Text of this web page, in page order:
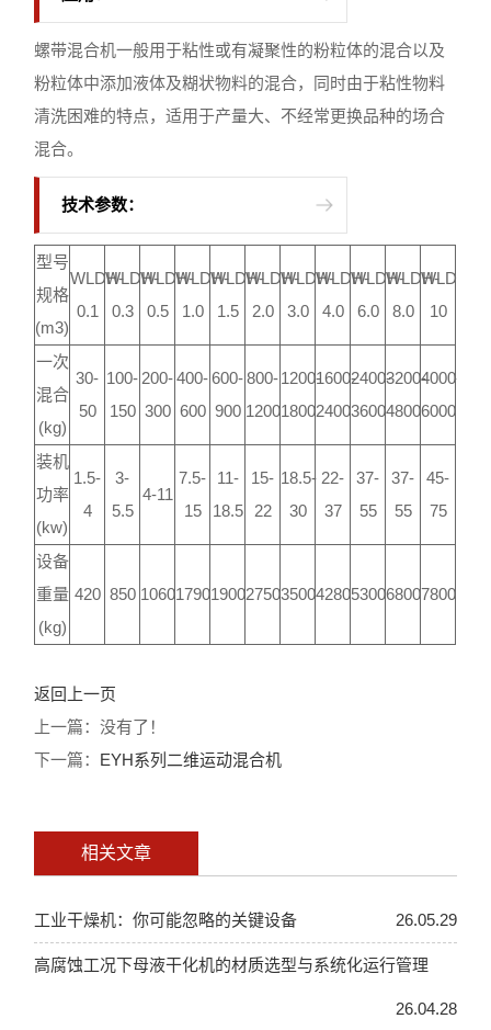
螺带混合机一般用于粘性或有凝聚性的粉粒体的混合以及
粉粒体中添加液体及糊状物料的混合，同时由于粘性物料
清洗困难的特点，适用于产量大、不经常更换品种的场合
混合。
技术参数：
型号
规格
(m3)
WLDH-
0.1
WLDH-
0.3
WLDH-
0.5
WLDH-
1.0
WLDH-
1.5
WLDH-
2.0
WLDH-
3.0
WLDH-
4.0
WLDH-
6.0
WLDH-
8.0
WLDH-
10
一次
混合
(kg)
30-
50
100-
150
200-
300
400-
600
600-
900
800-
1200
1200-
1800
1600-
2400
2400-
3600
3200-
4800
4000-
6000
装机
功率
(kw)
1.5-
4
3-
5.5
4-11
7.5-
15
11-
18.5
15-
22
18.5-
30
22-
37
37-
55
37-
55
45-
75
设备
重量
(kg)
420 850 106017901900275035004280530068007800
返回上一页
上一篇：没有了！
下一篇： EYH系列二维运动混合机
相关文章
工业干燥机：你可能忽略的关键设备 26.05.29
高腐蚀工况下母液干化机的材质选型与系统化运行管理
26.04.28